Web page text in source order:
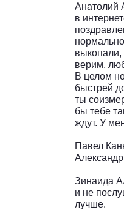
Анатолий
в
верим,
В целом
быстрей
ты
бы тебе
ждут. У
Павел
Зинаида
и не
лучше.